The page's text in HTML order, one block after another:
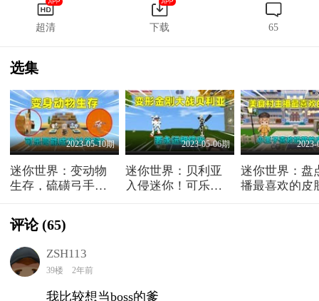
超清 下载 65
选集
2023-05-10期
迷你世界：变动物
生存，硫磺弓手不
能否顺利通过
2023-05-06期
迷你世界：贝利亚
入侵迷你！可乐联
2023-
迷你世界：盘
播最喜欢的皮
评论(65)
ZSH113
39楼 2年前
我比较想当boss的爹